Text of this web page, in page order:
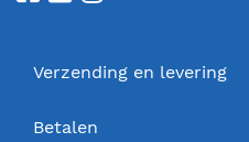
Verzending en levering
Betalen